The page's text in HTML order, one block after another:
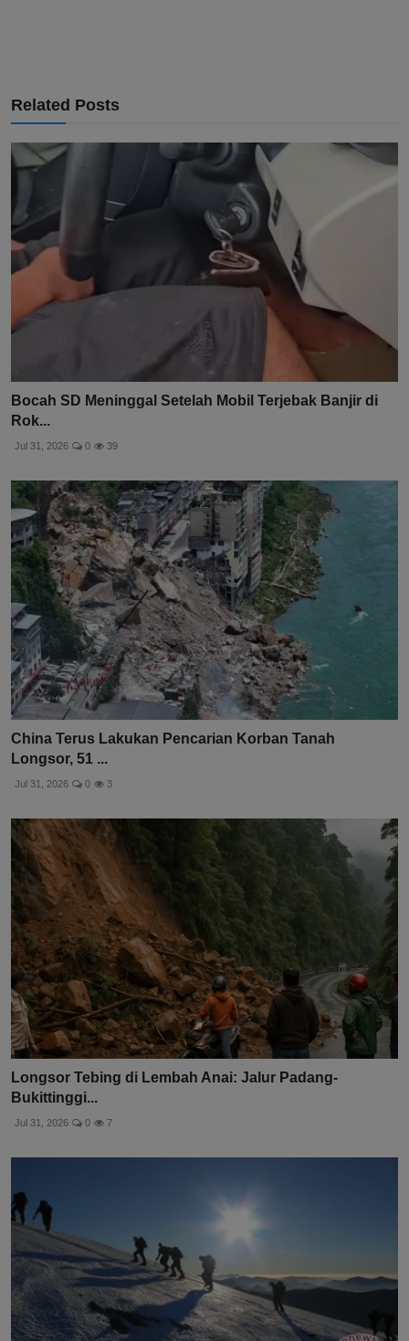
Related Posts
Bocah SD Meninggal Setelah Mobil Terjebak Banjir di
Rok...
Jul 31, 2026 0 39
China Terus Lakukan Pencarian Korban Tanah
Longsor, 51 ...
Jul 31, 2026 0 3
Longsor Tebing di Lembah Anai: Jalur Padang-
Bukittinggi...
Jul 31, 2026 0 7